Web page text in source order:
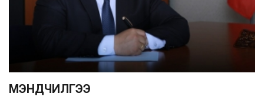
МЭНДЧИЛГЭЭ